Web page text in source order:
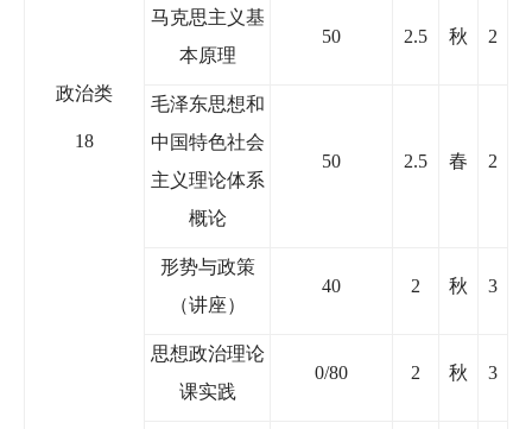
政治类
18
马克思主义基
本原理
50 2.5 秋 2
毛泽东思想和
中国特色社会
主义理论体系
概论
50 2.5 春 2
形势与政策
（讲座）
40 2 秋 3
思想政治理论
课实践
0/80 2 秋 3